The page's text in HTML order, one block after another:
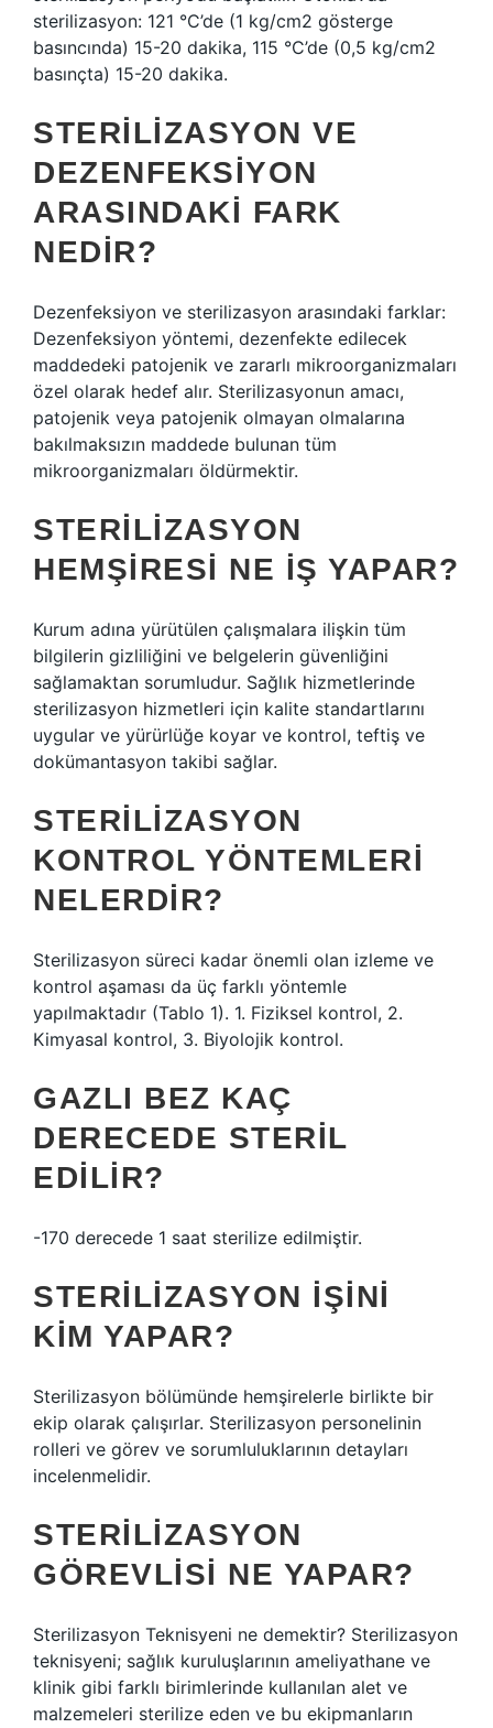
sterilizasyon: 121 °C’de (1 kg/cm2 gösterge
basıncında) 15-20 dakika, 115 °C’de (0,5 kg/cm2
basınçta) 15-20 dakika.
STERILIZASYON VE
DEZENFEKSIYON
ARASINDAKI FARK
NEDIR?
Dezenfeksiyon ve sterilizasyon arasındaki farklar:
Dezenfeksiyon yöntemi, dezenfekte edilecek
maddedeki patojenik ve zararlı mikroorganizmaları
özel olarak hedef alır. Sterilizasyonun amacı,
patojenik veya patojenik olmayan olmalarına
bakılmaksızın maddede bulunan tüm
mikroorganizmaları öldürmektir.
STERILIZASYON
HEMŞIRESI NE IŞ YAPAR?
Kurum adına yürütülen çalışmalara ilişkin tüm
bilgilerin gizliliğini ve belgelerin güvenliğini
sağlamaktan sorumludur. Sağlık hizmetlerinde
sterilizasyon hizmetleri için kalite standartlarını
uygular ve yürürlüğe koyar ve kontrol, teftiş ve
dokümantasyon takibi sağlar.
STERILIZASYON
KONTROL YÖNTEMLERI
NELERDIR?
Sterilizasyon süreci kadar önemli olan izleme ve
kontrol aşaması da üç farklı yöntemle
yapılmaktadır (Tablo 1). 1. Fiziksel kontrol, 2.
Kimyasal kontrol, 3. Biyolojik kontrol.
GAZLI BEZ KAÇ
DERECEDE STERIL
EDILIR?
-170 derecede 1 saat sterilize edilmiştir.
STERILIZASYON IŞINI
KIM YAPAR?
Sterilizasyon bölümünde hemşirelerle birlikte bir
ekip olarak çalışırlar. Sterilizasyon personelinin
rolleri ve görev ve sorumluluklarının detayları
incelenmelidir.
STERILIZASYON
GÖREVLISI NE YAPAR?
Sterilizasyon Teknisyeni ne demektir? Sterilizasyon
teknisyeni; sağlık kuruluşlarının ameliyathane ve
klinik gibi farklı birimlerinde kullanılan alet ve
malzemeleri sterilize eden ve bu ekipmanların